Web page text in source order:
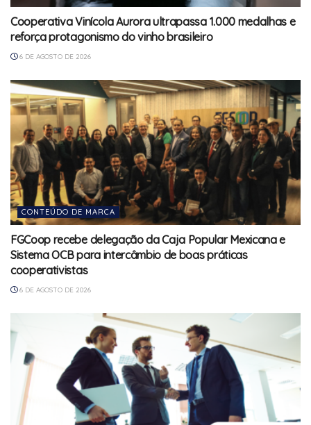
Cooperativa Vinícola Aurora ultrapassa 1.000 medalhas e
reforça protagonismo do vinho brasileiro
6 DE AGOSTO DE 2026
CONTEÚDO DE MARCA
FGCoop recebe delegação da Caja Popular Mexicana e
Sistema OCB para intercâmbio de boas práticas
cooperativistas
6 DE AGOSTO DE 2026